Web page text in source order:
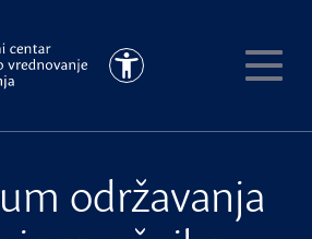
Pristupačnost
održavanja